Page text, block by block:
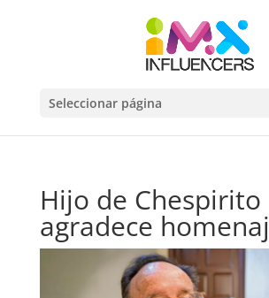
Seleccionar página
Hijo de Chespirito
agradece